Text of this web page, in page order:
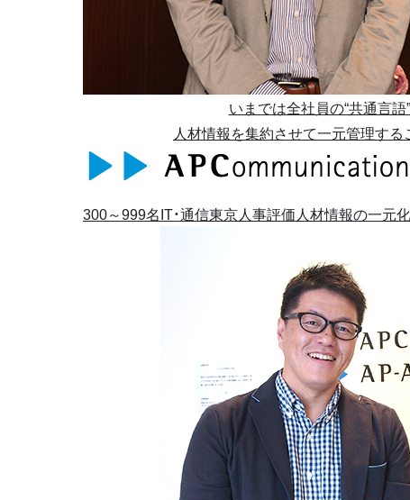
いまでは全社員の“共通言語
人材情報を集約させて一元管理する
300～999名IT・通信東京人事評価人材情報の一元化